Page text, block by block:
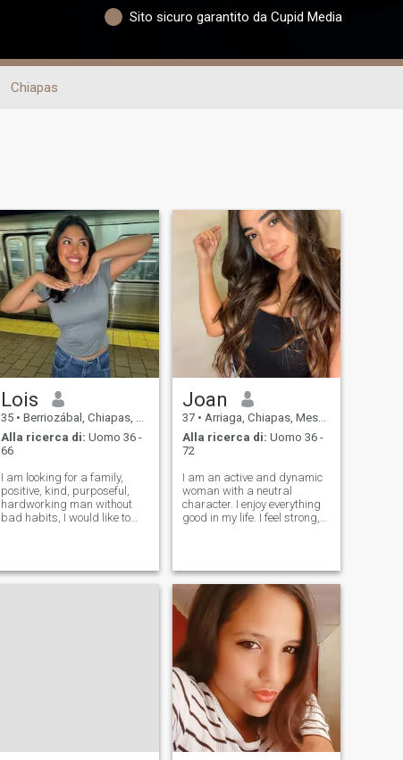
Sito sicuro garantito da Cupid Media
Chiapas
Lois
35 • Berriozábal, Chiapas, Messico
Alla ricerca di: Uomo 36 -
66
I am looking for a family,
positive, kind, purposeful,
hardworking man without
bad habits, I would like to
Joan
37 • Arriaga, Chiapas, Messico
Alla ricerca di: Uomo 36 -
72
I am an active and dynamic
woman with a neutral
character. I enjoy everything
good in my life. I feel strong,
for the next serious step in
my life.